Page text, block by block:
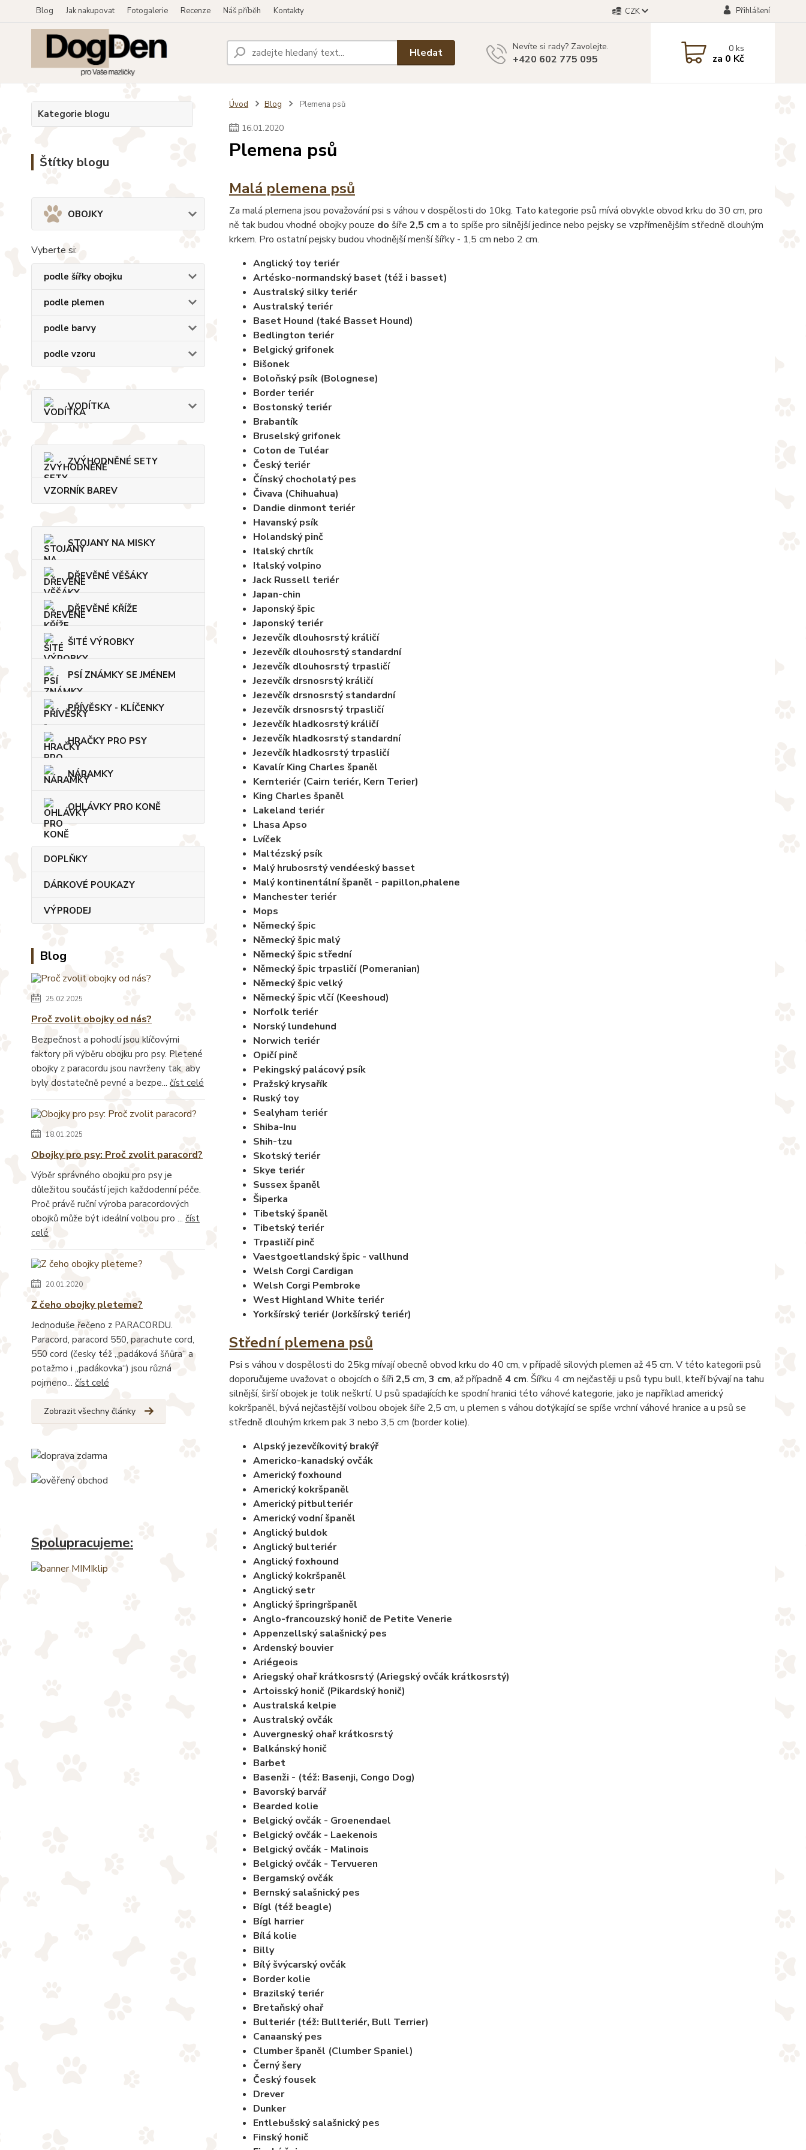
Blog Jak nakupovat Fotogalerie Recenze Náš příběh Kontakty CZK Přihlášení
Hledat Nevíte si rady? Zavolejte.
+420 602 775 095
0ks
za 0 Kč
Kategorie blogu
Štítky blogu
OBOJKY
Vyberte si:
podle šířky obojku
podle plemen
podle barvy
podle vzoru
VODÍTKA
ZVÝHODNĚNÉ SETY
VZORNÍK BAREV
STOJANY NA MISKY
DŘEVĚNÉ VĚŠÁKY
DŘEVĚNÉ KŘÍŽE
ŠITÉ VÝROBKY
PSÍ ZNÁMKY SE JMÉNEM
PŘÍVĚSKY - KLÍČENKY
HRAČKY PRO PSY
NÁRAMKY
OHLÁVKY PRO KONĚ
DOPLŇKY
DÁRKOVÉ POUKAZY
VÝPRODEJ
Blog
25.02.2025
Proč zvolit obojky od nás?
Bezpečnost a pohodlí jsou klíčovými
faktory při výběru obojku pro psy. Pletené
obojky z paracordu jsou navrženy tak, aby
byly dostatečně pevné a bezpe... číst celé
18.01.2025
Obojky pro psy: Proč zvolit paracord?
Výběr správného obojku pro psy je
důležitou součástí jejich každodenní péče.
Proč právě ruční výroba paracordových
obojků může být ideální volbou pro ... číst
celé
20.01.2020
Z čeho obojky pleteme?
Jednoduše řečeno z PARACORDU.
Paracord, paracord 550, parachute cord,
550 cord (česky též „padáková šňůra“ a
potažmo i „padákovka“) jsou různá
pojmeno... číst celé
Zobrazit všechny články
Spolupracujeme:
Úvod Blog Plemena psů
16.01.2020
Plemena psů
Malá plemena psů
Za malá plemena jsou považování psi s váhou v dospělosti do 10kg. Tato kategorie psů mívá obvykle obvod krku do 30 cm, pro
ně tak budou vhodné obojky pouze do šíře 2,5 cm a to spíše pro silnější jedince nebo pejsky se vzpřímenějším středně dlouhým
krkem. Pro ostatní pejsky budou vhodnější menší šířky - 1,5 cm nebo 2 cm.
Anglický toy teriér
Artésko-normandský baset (též i basset)
Australský silky teriér
Australský teriér
Baset Hound (také Basset Hound)
Bedlington teriér
Belgický grifonek
Bišonek
Boloňský psík (Bolognese)
Border teriér
Bostonský teriér
Brabantík
Bruselský grifonek
Coton de Tuléar
Český teriér
Čínský chocholatý pes
Čivava (Chihuahua)
Dandie dinmont teriér
Havanský psík
Holandský pinč
Italský chrtík
Italský volpino
Jack Russell teriér
Japan-chin
Japonský špic
Japonský teriér
Jezevčík dlouhosrstý králičí
Jezevčík dlouhosrstý standardní
Jezevčík dlouhosrstý trpasličí
Jezevčík drsnosrstý králičí
Jezevčík drsnosrstý standardní
Jezevčík drsnosrstý trpasličí
Jezevčík hladkosrstý králičí
Jezevčík hladkosrstý standardní
Jezevčík hladkosrstý trpasličí
Kavalír King Charles španěl
Kernteriér (Cairn teriér, Kern Terier)
King Charles španěl
Lakeland teriér
Lhasa Apso
Lvíček
Maltézský psík
Malý hrubosrstý vendéeský basset
Malý kontinentální španěl - papillon,phalene
Manchester teriér
Mops
Německý špic
Německý špic malý
Německý špic střední
Německý špic trpasličí (Pomeranian)
Německý špic velký
Německý špic vlčí (Keeshoud)
Norfolk teriér
Norský lundehund
Norwich teriér
Opičí pinč
Pekingský palácový psík
Pražský krysařík
Ruský toy
Sealyham teriér
Shiba-Inu
Shih-tzu
Skotský teriér
Skye teriér
Sussex španěl
Šiperka
Tibetský španěl
Tibetský teriér
Trpasličí pinč
Vaestgoetlandský špic - vallhund
Welsh Corgi Cardigan
Welsh Corgi Pembroke
West Highland White teriér
Yorkšírský teriér (Jorkšírský teriér)
Střední plemena psů
Psi s váhou v dospělosti do 25kg mívají obecně obvod krku do 40 cm, v případě silových plemen až 45 cm. V této kategorii psů
doporučujeme uvažovat o obojcích o šíři 2,5 cm, 3 cm, až případně 4 cm. Šířku 4 cm nejčastěji u psů typu bull, kteří bývají na tahu
silnější, širší obojek je tolik neškrtí. U psů spadajících ke spodní hranici této váhové kategorie, jako je například americký
kokršpaněl, bývá nejčastější volbou obojek šíře 2,5 cm, u plemen s váhou dotýkající se spíše vrchní váhové hranice a u psů se
středně dlouhým krkem pak 3 nebo 3,5 cm (border kolie).
Alpský jezevčíkovitý brakýř
Americko-kanadský ovčák
Americký foxhound
Americký kokršpaněl
Americký pitbulteriér
Americký vodní španěl
Anglický buldok
Anglický bulteriér
Anglický foxhound
Anglický kokršpaněl
Anglický setr
Anglický špringršpaněl
Anglo-francouzský honič de Petite Venerie
Appenzellský salašnický pes
Ardenský bouvier
Ariégeois
Ariegský ohař krátkosrstý (Ariegský ovčák krátkosrstý)
Artoisský honič (Pikardský honič)
Australská kelpie
Australský ovčák
Auvergneský ohař krátkosrstý
Balkánský honič
Barbet
Basenži - (též: Basenji, Congo Dog)
Bavorský barvář
Bearded kolie
Belgický ovčák - Groenendael
Belgický ovčák - Laekenois
Belgický ovčák - Malinois
Belgický ovčák - Tervueren
Bergamský ovčák
Bernský salašnický pes
Bígl (též beagle)
Bígl harrier
Bílá kolie
Billy
Bílý švýcarský ovčák
Border kolie
Brazilský teriér
Bretaňský ohař
Bulteriér (též: Bullteriér, Bull Terrier)
Canaanský pes
Clumber španěl (Clumber Spaniel)
Černý šery
Český fousek
Drever
Dunker
Entlebušský salašnický pes
Finský honič